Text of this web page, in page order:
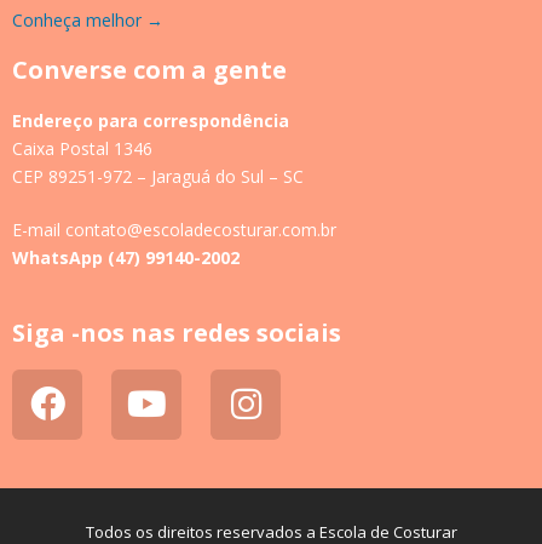
Conheça melhor →
Converse com a gente
Endereço para correspondência
Caixa Postal 1346
CEP 89251-972 – Jaraguá do Sul – SC
E-mail contato@escoladecosturar.com.br
WhatsApp (47) 99140-2002
Siga -nos nas redes sociais
Todos os direitos reservados a Escola de Costurar